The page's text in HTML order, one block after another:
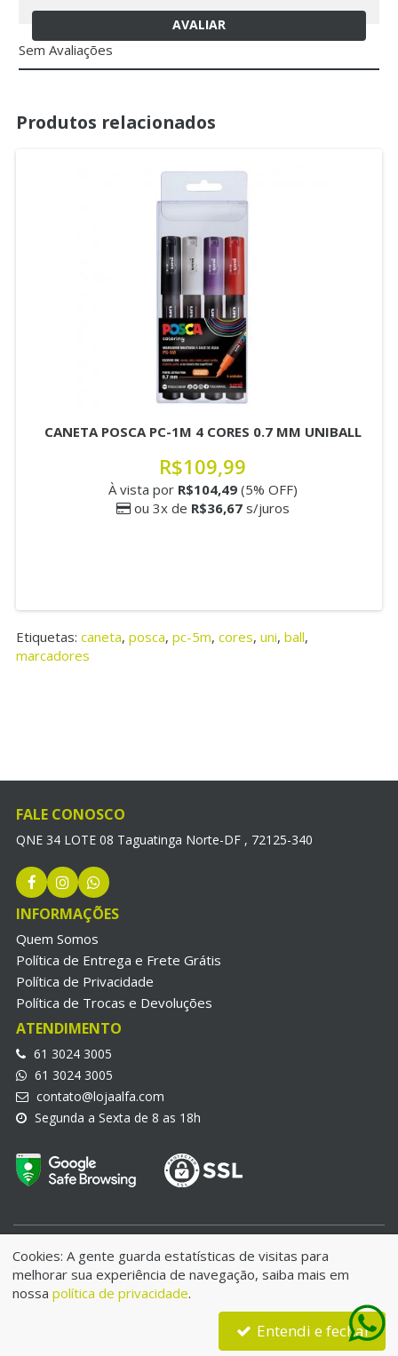
AVALIAR
Sem Avaliações
Produtos relacionados
CANETA POSCA PC-1M 4 CORES 0.7 MM UNIBALL
R$109,99
À vista por R$104,49(5% OFF)
ou 3x de R$36,67s/juros
Etiquetas: caneta, posca, pc-5m, cores, uni, ball,
marcadores
Cookies: A gente guarda estatísticas de visitas para
melhorar sua experiência de navegação, saiba mais em
nossa política de privacidade.
Entendi e fechar
FALE CONOSCO
QNE 34 LOTE 08 Taguatinga Norte-DF , 72125-340
INFORMAÇÕES
Quem Somos
Política de Entrega e Frete Grátis
Política de Privacidade
Política de Trocas e Devoluções
ATENDIMENTO
61 3024 3005
61 3024 3005
contato@lojaalfa.com
Segunda a Sexta de 8 as 18h
LojaAlfa.com © 2018 | Alfa Informatica Eireli | CNPJ:
25.970.692/0001-21
IE: 07.780.006/001-49 - Endereço: QNE 34 Lote 08 | Taguatinga
Norte- DF | CEP:72125-340